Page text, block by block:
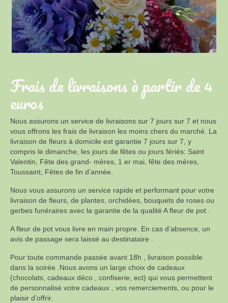
Frais de livraisons à partir de 4
euros
Nous assurons un service de livraisons sur 7 jours sur 7 et nous
vous offrons les frais de livraison les moins chers du marché. La
livraison de fleurs à domicile est garantie 7 jours sur 7, y
compris le dimanche, les jours de fêtes ou jours fériés: Saint
Valentin, Fête des grand- mères, 1 er mai, fête des mères,
Toussaint, Fêtes de fin d’année.
Nous vous assurons un service rapide et performant pour votre
livraison de fleurs, de plantes, orchidées, bouquets de roses ou
gerbes funéraires avec la garantie de la qualité A fleur de pot .
A fleur de pot vous livre en main propre. En cas d’absence, un
avis de passage sera laissé au destinataire .
Pour toute commande passée avant 18h , livraison possible
dans la soirée .Nous avons un large choix de cadeaux
(chocolats, cadeaux déco , confiserie, ect) qui vous permettent
de personnalisé votre cadeaux , vos remerciements, ou pour le
plaisir d’offrir.